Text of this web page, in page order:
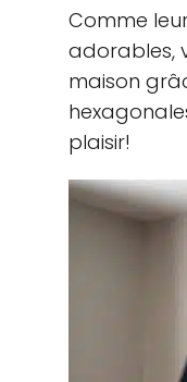
Comme
adorables,
maison
plaisir!